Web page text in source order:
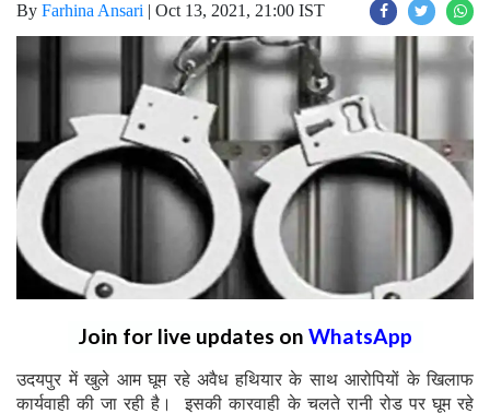
By Farhina Ansari | Oct 13, 2021, 21:00 IST
Join for live updates on WhatsApp
उदयपुर में खुले आम घूम रहे अवैध हथियार के साथ आरोपियों के खिलाफ
कार्यवाही की जा रही है। इसकी कारवाही के चलते रानी रोड पर घूम रहे